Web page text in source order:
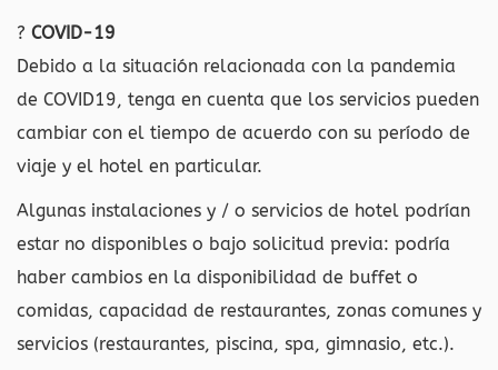
? COVID-19
Debido a la situación relacionada con la pandemia
de COVID19, tenga en cuenta que los servicios pueden
cambiar con el tiempo de acuerdo con su período de
viaje y el hotel en particular.
Algunas instalaciones y / o servicios de hotel podrían
estar no disponibles o bajo solicitud previa: podría
haber cambios en la disponibilidad de buffet o
comidas, capacidad de restaurantes, zonas comunes y
servicios (restaurantes, piscina, spa, gimnasio, etc.).